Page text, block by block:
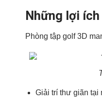
Những lợi
Phòng tập golf 3D
Giải trí thư giãn tại